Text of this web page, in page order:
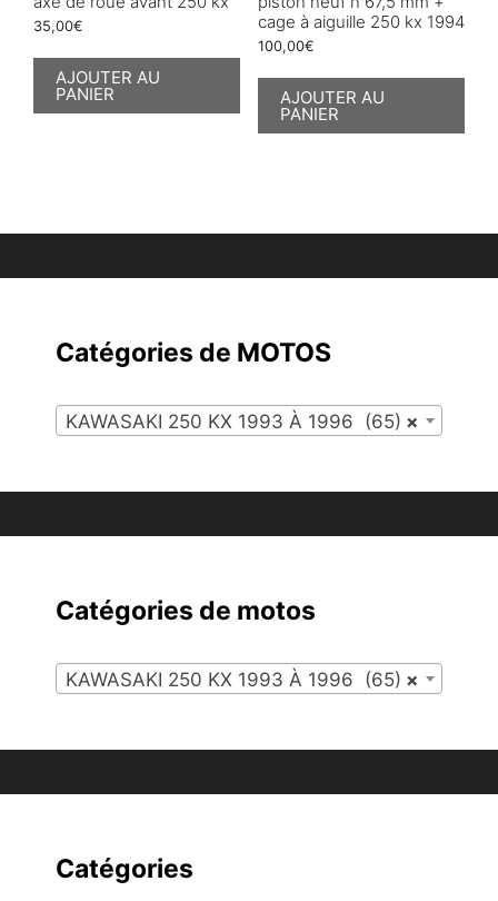
35,00€
AJOUTER AU
PANIER
cage à aiguille 250 kx 1994
100,00€
AJOUTER AU
PANIER
Catégories de MOTOS
×
KAWASAKI 250 KX 1993 À 1996 (65)
Catégories de motos
×
KAWASAKI 250 KX 1993 À 1996 (65)
Catégories